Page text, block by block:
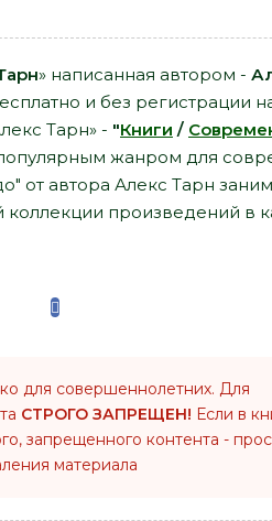
» написанная автором -
и без регистрации
Тарн» - "Книги /
жанром для
от автора Алекс Тарн
произведений в
для совершеннолетних. Для
СТРОГО ЗАПРЕЩЕН! Если в
запрещенного контента -
материала